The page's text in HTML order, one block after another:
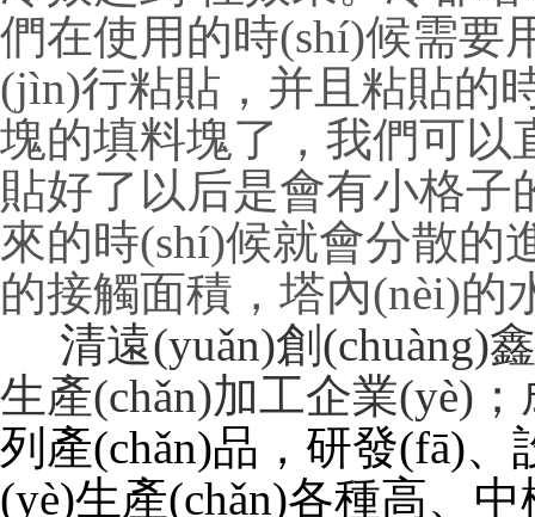
們在使用的時(shí)候需要
(jìn)行粘貼，并且粘貼的
塊的填料塊了，我們可
貼好了以后是會有小格子的
來的時(shí)候就會分散的
的接觸面積，塔內(nèi)的
清遠(yuǎn)創(chuàng)
生產(chǎn)加工企業(yè)
列產(chǎn)品，研發
(yè)生產(chǎn)各種高、